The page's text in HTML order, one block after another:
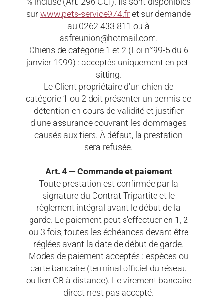
surwww.pets-service974.fret sur demande
au 0262 433 811 ou à
asfreunion@hotmail.com.
Chiens de catégorie 1 et 2 (Loi n°99-5 du 6
janvier 1999) : acceptés uniquement en pet-
sitting.
Le Client propriétaire d'un chien de
catégorie 1 ou 2 doit présenter un permis de
détention en cours de validité et justifier
d'une assurance couvrant les dommages
causés aux tiers. À défaut, la prestation
sera refusée.
Art. 4 — Commande et paiement
Toute prestation est confirmée par la
signature du Contrat Tripartite et le
règlement intégral avant le début de la
garde. Le paiement peut s'effectuer en 1, 2
ou 3 fois, toutes les échéances devant être
réglées avant la date de début de garde.
Modes de paiement acceptés : espèces ou
carte bancaire (terminal officiel du réseau
ou lien CB à distance). Le virement bancaire
direct n'est pas accepté.